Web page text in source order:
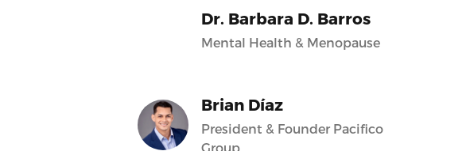
Dr. Barbara D. Barros
Mental Health & Menopause
Brian Díaz
President & Founder Pacifico
Group